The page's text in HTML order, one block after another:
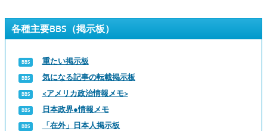
各種主要BBS（掲示板）
重たい掲示板
気になる記事の転載掲示板
<アメリカ政治情報メモ>
日本政界●情報メモ
「在外」日本人掲示板